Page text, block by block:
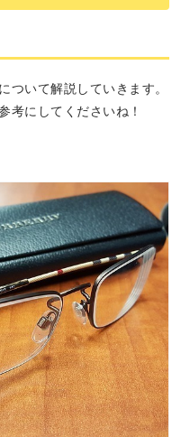
ついて解説していきます。
考にしてくださいね！